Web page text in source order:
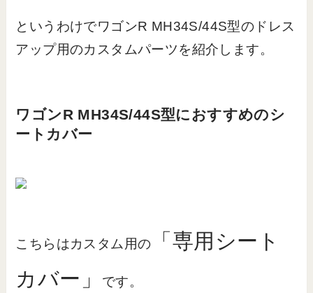
というわけでワゴンR MH34S/44S型のドレス
アップ用のカスタムパーツを紹介します。
ワゴンR MH34S/44S型におすすめのシ
ートカバー
こちらはカスタム用の
「専用シート
カバー」
です。